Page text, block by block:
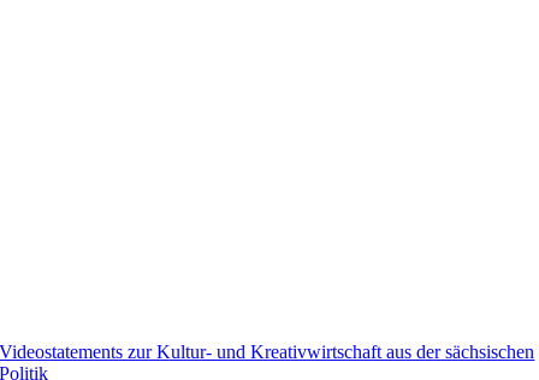
Videostatements zur Kultur- und Kreativwirtschaft aus der sächsischen
Politik